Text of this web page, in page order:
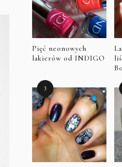
Pięć neonowych
lakierów od INDIGO